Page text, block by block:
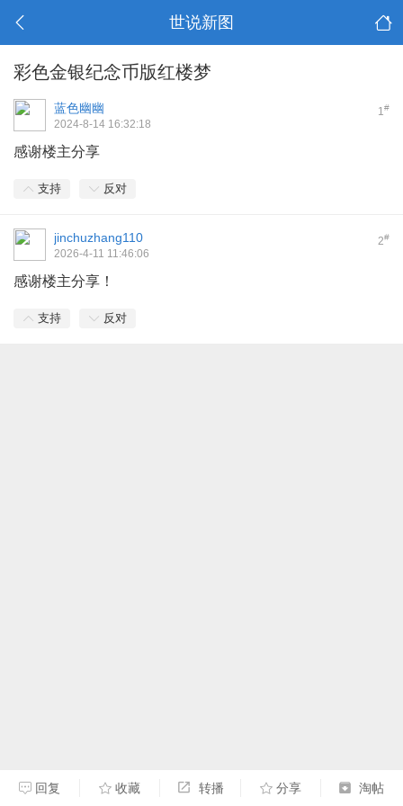
世说新图
彩色金银纪念币版红楼梦
1#
蓝色幽幽
2024-8-14 16:32:18
感谢楼主分享
支持 反对
2#
jinchuzhang110
2026-4-11 11:46:06
感谢楼主分享！
支持 反对
回复 收藏 转播 分享 淘帖